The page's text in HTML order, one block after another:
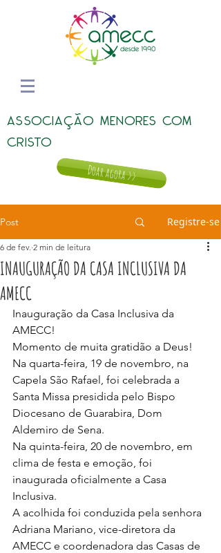
ASSOCIAÇÃO MENORES COM
CRISTO
Doar agora >>
Post Registre-se
INAUGURAÇÃO DA CASA INCLUSIVA DA
AMECC
6 de fev. 2 min de leitura
Inauguração da Casa Inclusiva da
AMECC!
Momento de muita gratidão a Deus!
Na quarta-feira, 19 de novembro, na
Capela São Rafael, foi celebrada a
Santa Missa presidida pelo Bispo
Diocesano de Guarabira, Dom
Aldemiro de Sena.
Na quinta-feira, 20 de novembro, em
clima de festa e emoção, foi
inaugurada oficialmente a Casa
Inclusiva.
A acolhida foi conduzida pela senhora
Adriana Mariano, vice-diretora da
AMECC e coordenadora das Casas de